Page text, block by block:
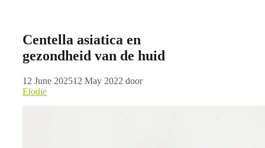
Centella asiatica en
gezondheid van de huid
12 June 202512 May 2022 door
Elodie